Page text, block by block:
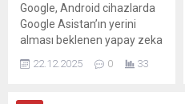
Google, Android cihazlarda
Google Asistan’ın yerini
alması beklenen yapay zeka
2026 yılına ertelediğini
22.12.2025 0 33